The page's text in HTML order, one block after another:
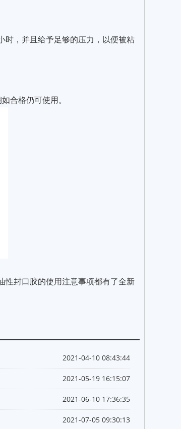
时，并且给予足够的压力，以便被粘
合格仍可使用。
性封口胶的使用注意事项都有了全新
2021-04-10 08:43:44
2021-05-19 16:15:07
2021-06-10 17:36:35
2021-07-05 09:30:13